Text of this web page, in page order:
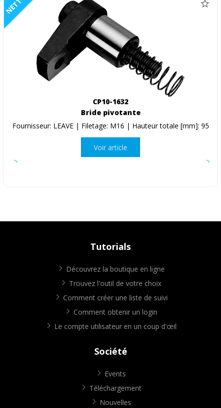
CP10-1632
Bride pivotante
Fournisseur: LEAVE | Filetage: M16 | Hauteur totale [mm]: 95
Voir article
Tutorials
Découvrez la boutique en ligne
Trouvez l'outil de votre choix
Comment créer une liste de suivi
Comment obtenir un login
Le compte utilisateur en un coup d'œil
Société
Events
Téléchargement
Nouvelles